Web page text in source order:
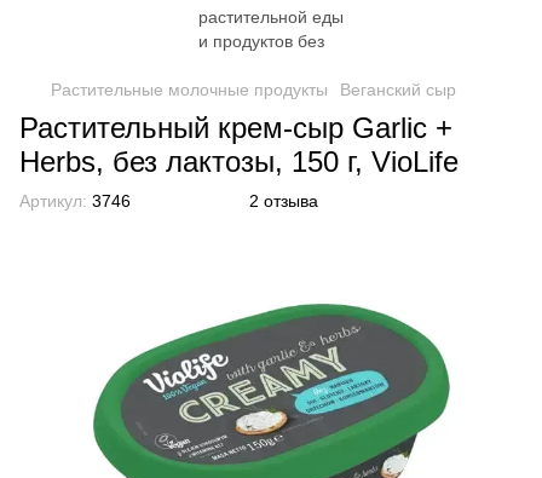
Растительные молочные продукты Веганский сыр
Растительный крем-сыр Garlic +
Herbs, без лактозы, 150 г, VioLife
Артикул: 3746 2 отзыва